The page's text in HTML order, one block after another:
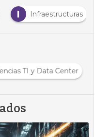
I Infraestructuras
TI y Data Center